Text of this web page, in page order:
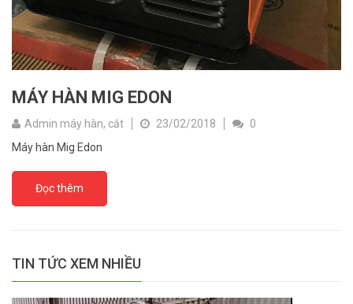
MÁY HÀN MIG EDON
Admin máy hàn, cắt 23/02/2018
0
Máy hàn Mig Edon
Đọc thêm
TIN TỨC XEM NHIỀU